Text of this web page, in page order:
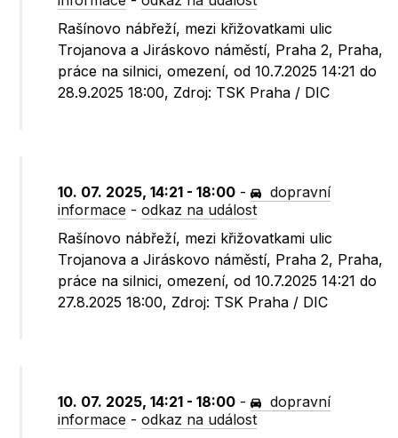
Rašínovo nábřeží, mezi křižovatkami ulic
Trojanova a Jiráskovo náměstí, Praha 2, Praha,
práce na silnici, omezení, od 10.7.2025 14:21 do
28.9.2025 18:00, Zdroj: TSK Praha / DIC
10. 07. 2025, 14:21 - 18:00 -
dopravní
informace -odkaz na událost
Rašínovo nábřeží, mezi křižovatkami ulic
Trojanova a Jiráskovo náměstí, Praha 2, Praha,
práce na silnici, omezení, od 10.7.2025 14:21 do
27.8.2025 18:00, Zdroj: TSK Praha / DIC
10. 07. 2025, 14:21 - 18:00 -
dopravní
informace -odkaz na událost